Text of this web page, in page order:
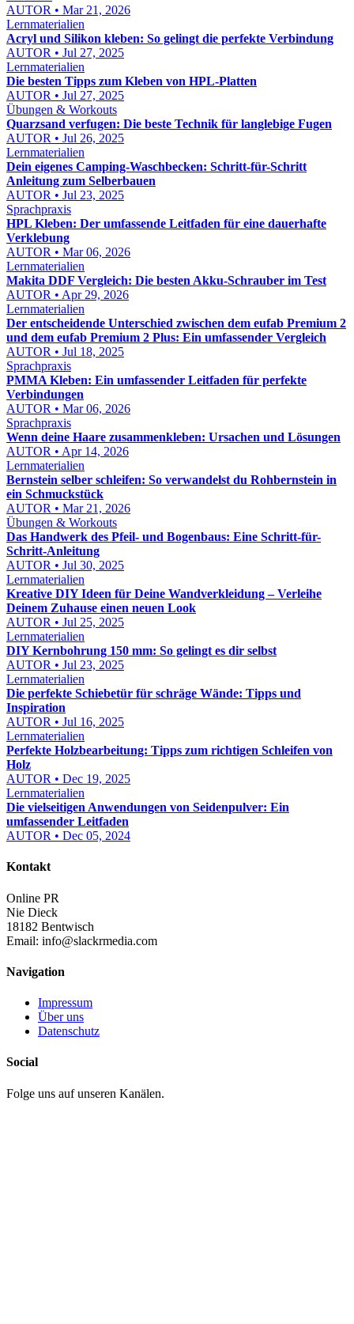
AUTOR • Mar 21, 2026
Lernmaterialien
Acryl und Silikon kleben: So gelingt die perfekte Verbindung
AUTOR • Jul 27, 2025
Lernmaterialien
Die besten Tipps zum Kleben von HPL-Platten
AUTOR • Jul 27, 2025
Übungen & Workouts
Quarzsand verfugen: Die beste Technik für langlebige Fugen
AUTOR • Jul 26, 2025
Lernmaterialien
Dein eigenes Camping-Waschbecken: Schritt-für-Schritt
Anleitung zum Selberbauen
AUTOR • Jul 23, 2025
Sprachpraxis
HPL Kleben: Der umfassende Leitfaden für eine dauerhafte
Verklebung
AUTOR • Mar 06, 2026
Lernmaterialien
Makita DDF Vergleich: Die besten Akku-Schrauber im Test
AUTOR • Apr 29, 2026
Lernmaterialien
Der entscheidende Unterschied zwischen dem eufab Premium 2
und dem eufab Premium 2 Plus: Ein umfassender Vergleich
AUTOR • Jul 18, 2025
Sprachpraxis
PMMA Kleben: Ein umfassender Leitfaden für perfekte
Verbindungen
AUTOR • Mar 06, 2026
Sprachpraxis
Wenn deine Haare zusammenkleben: Ursachen und Lösungen
AUTOR • Apr 14, 2026
Lernmaterialien
Bernstein selber schleifen: So verwandelst du Rohbernstein in
ein Schmuckstück
AUTOR • Mar 21, 2026
Übungen & Workouts
Das Handwerk des Pfeil- und Bogenbaus: Eine Schritt-für-
Schritt-Anleitung
AUTOR • Jul 30, 2025
Lernmaterialien
Kreative DIY Ideen für Deine Wandverkleidung – Verleihe
Deinem Zuhause einen neuen Look
AUTOR • Jul 25, 2025
Lernmaterialien
DIY Kernbohrung 150 mm: So gelingt es dir selbst
AUTOR • Jul 23, 2025
Lernmaterialien
Die perfekte Schiebetür für schräge Wände: Tipps und
Inspiration
AUTOR • Jul 16, 2025
Lernmaterialien
Perfekte Holzbearbeitung: Tipps zum richtigen Schleifen von
Holz
AUTOR • Dec 19, 2025
Lernmaterialien
Die vielseitigen Anwendungen von Seidenpulver: Ein
umfassender Leitfaden
AUTOR • Dec 05, 2024
Kontakt
Online PR
Nie Dieck
18182 Bentwisch
Email: info@slackrmedia.com
Navigation
Impressum
Über uns
Datenschutz
Social
Folge uns auf unseren Kanälen.